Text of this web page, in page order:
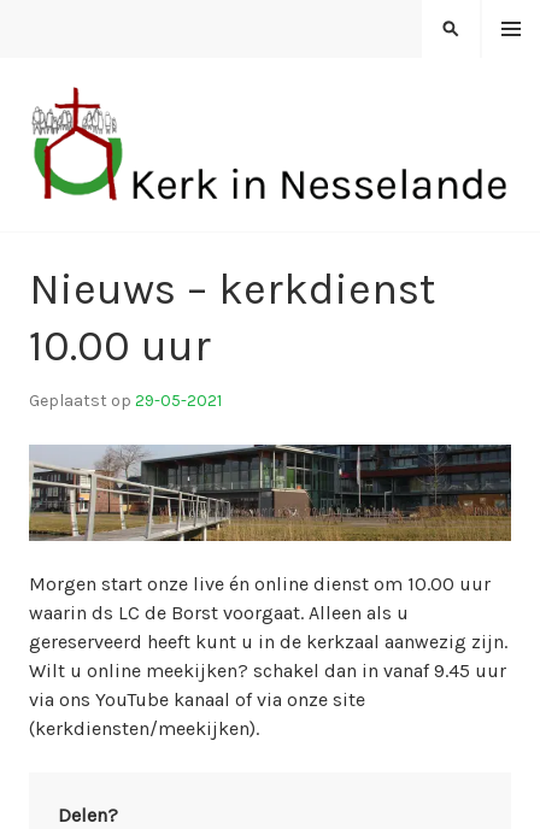
MENU
ZOEKEN
Nieuws – kerkdienst
10.00 uur
Geplaatst op 29-05-2021
o
r
k
i
m
Morgen start onze live én online dienst om 10.00 uur
waarin ds LC de Borst voorgaat. Alleen als u
gereserveerd heeft kunt u in de kerkzaal aanwezig zijn.
Wilt u online meekijken? schakel dan in vanaf 9.45 uur
via ons YouTube kanaal of via onze site
(kerkdiensten/meekijken).
Delen?